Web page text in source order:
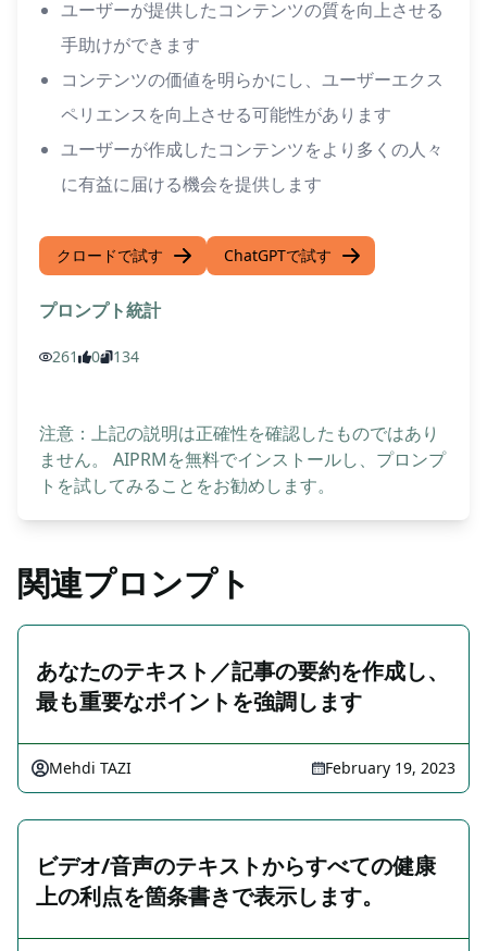
ユーザーが提供したコンテンツの質を向上させる
手助けができます
コンテンツの価値を明らかにし、ユーザーエクス
ペリエンスを向上させる可能性があります
ユーザーが作成したコンテンツをより多くの人々
に有益に届ける機会を提供します
クロードで試す ChatGPTで試す
プロンプト統計
261 0 134
注意：上記の説明は正確性を確認したものではあり
ません。 AIPRMを無料でインストールし、プロンプ
トを試してみることをお勧めします。
関連プロンプト
あなたのテキスト／記事の要約を作成し、
最も重要なポイントを強調します
Mehdi TAZI February 19, 2023
ビデオ/音声のテキストからすべての健康
上の利点を箇条書きで表示します。